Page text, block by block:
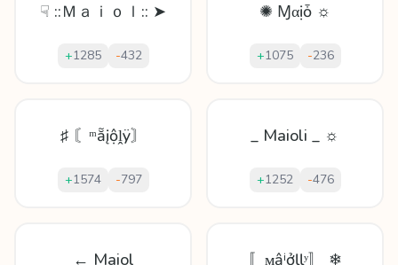
☟ ::Ｍａｉｏｌ:: ➤
+1285 -432
✺ Ɱαịȱ ☼
+1075 -236
♯ 〘ᵐẵįộḽÿ〙
+1574 -797
_ Maioli _ ☼
+1252 -476
← Maiol 〚ᴍậⁱởḻļʸ〛 ❄